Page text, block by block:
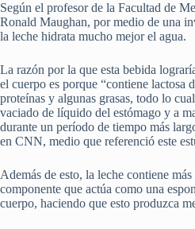
Según el profesor de la Facultad de
Ronald Maughan, por medio de una
la leche hidrata mucho mejor el agua.
La razón por la que esta bebida
el cuerpo es porque “contiene lactosa
proteínas y algunas grasas, todo lo
vaciado de líquido del estómago y a
durante un período de tiempo más
en CNN, medio que referenció este
Además de esto, la leche contiene
componente que actúa como una
cuerpo, haciendo que esto produzca